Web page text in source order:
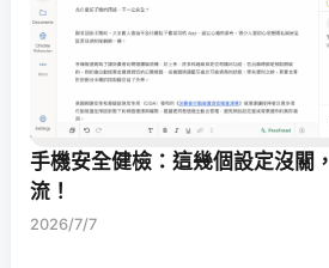
手機安全健檢：這幾個設定沒關
流！
2026/7/7